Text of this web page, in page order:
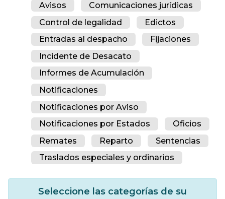
Avisos
Comunicaciones jurídicas
Control de legalidad
Edictos
Entradas al despacho
Fijaciones
Incidente de Desacato
Informes de Acumulación
Notificaciones
Notificaciones por Aviso
Notificaciones por Estados
Oficios
Remates
Reparto
Sentencias
Traslados especiales y ordinarios
Seleccione las categorías de su